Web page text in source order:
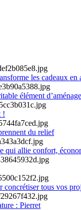
les cadeaux en
élément
!
du relief
qui allie confort,
concrétiser tous vos
: Pierret